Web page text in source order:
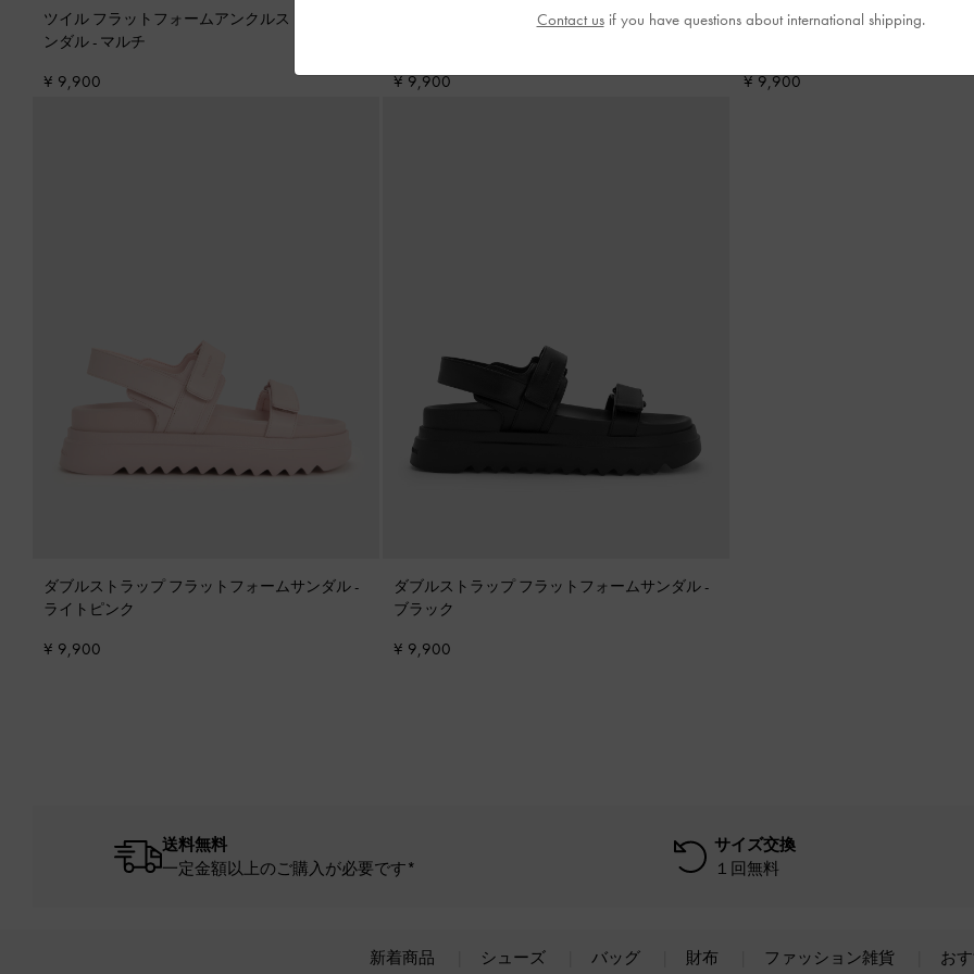
ツイル フラットフォームアンクルストラップサ
ンダル - マルチ
¥ 9,900
ツイル フラットフォームアンクルストラップサ
¥ 9,900
ツイル フラットフォームアンクル
¥ 9,900
ダブルストラップ フラットフォームサンダル -
ライトピンク
¥ 9,900
ダブルストラップ フラットフォームサンダル -
ブラック
¥ 9,900
送料無料
一定金額以上のご購入が必要です*
サイズ交換
１回無料
新着商品 シューズ バッグ 財布 ファッション雑貨 お
Contact usif you have questions about international shipping.